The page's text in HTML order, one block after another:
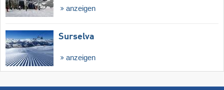
anzeigen
Surselva
anzeigen